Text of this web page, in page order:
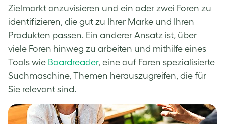
Zielmarkt anzuvisieren und ein oder zwei Foren zu
identifizieren, die gut zu Ihrer Marke und Ihren
Produkten passen. Ein anderer Ansatz ist, über
viele Foren hinweg zu arbeiten und mithilfe eines
Tools wie Boardreader, eine auf Foren spezialisierte
Suchmaschine, Themen herauszugreifen, die für
Sie relevant sind.